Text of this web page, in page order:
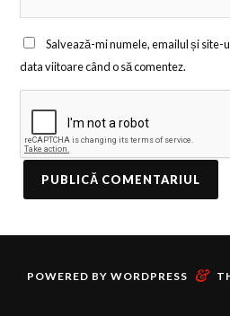
Salvează-mi numele, emailul și site-
data viitoare când o să comentez.
POWERED BY WORDPRESS &